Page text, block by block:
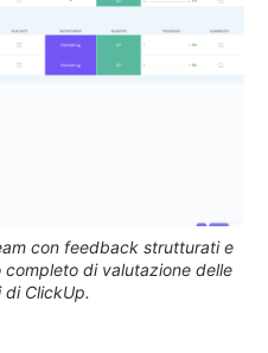
con feedback strutturati e
di valutazione delle
ClickUp.